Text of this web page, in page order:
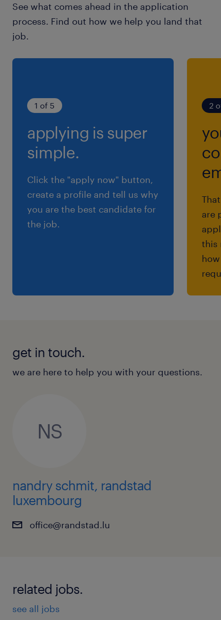
See what comes ahead in the application
process. Find out how we help you land that
job.
1 of 5
applying is super
simple.
Click the "apply now" button,
create a profile and tell us why
you are the best candidate for
the job.
2
are
this
get in touch.
we are here to help you with your questions.
NS
nandry schmit, randstad
luxembourg
office@randstad.lu
related jobs.
see all jobs